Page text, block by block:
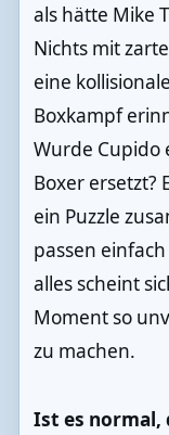
als hätte Mike
Nichts mit
eine
Boxkampf
Wurde Cupido
Boxer ersetzt?
ein Puzzle
passen
alles scheint
Moment so
zu machen.
Ist es normal,